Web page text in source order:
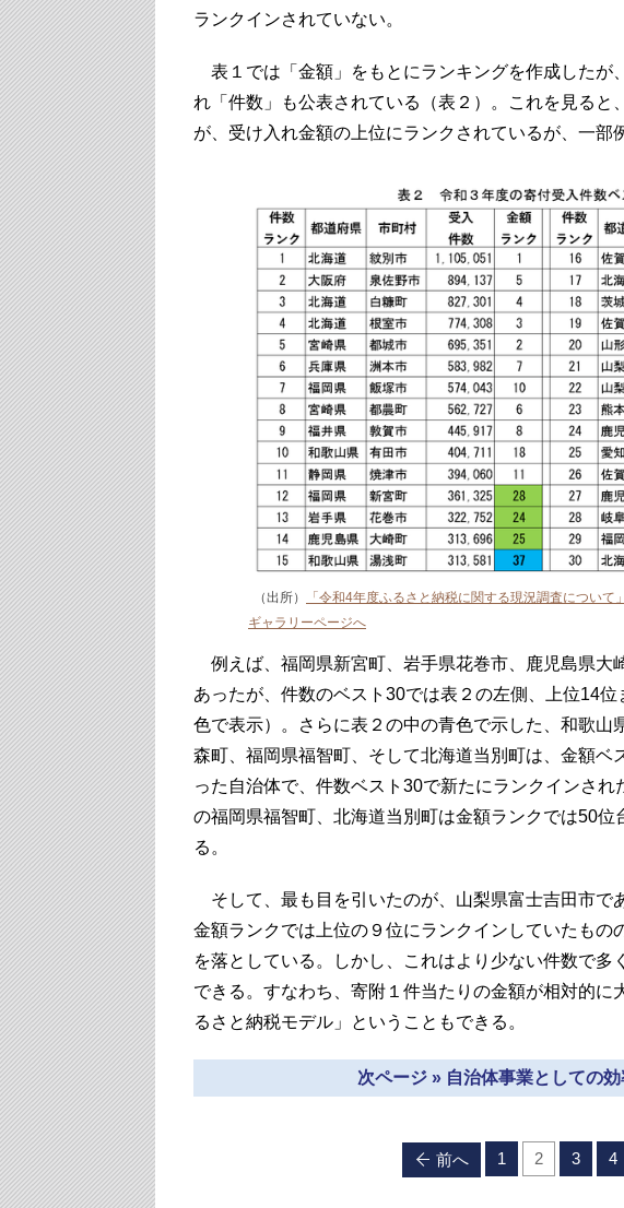
ランクインされていない。
表１では「金額」をもとにランキングを作成したが
れ「件数」も公表されている（表２）。これを見ると
が、受け入れ金額の上位にランクされているが、一部
（出所） 「令和4年度ふるさと納税に関する現況調査について」
ギャラリーページへ
例えば、福岡県新宮町、岩手県花巻市、鹿児島県大
あったが、件数のベスト30では表２の左側、上位14
色で表示）。さらに表２の中の青色で示した、和歌山
森町、福岡県福智町、そして北海道当別町は、金額ベ
った自治体で、件数ベスト30で新たにランクインさ
の福岡県福智町、北海道当別町は金額ランクでは50
る。
そして、最も目を引いたのが、山梨県富士吉田市で
金額ランクでは上位の９位にランクインしていたもの
を落としている。しかし、これはより少ない件数で多
できる。すなわち、寄附１件当たりの金額が相対的に
るさと納税モデル」ということもできる。
次ページ » 自治体事業としての
前へ 1 2 3 4